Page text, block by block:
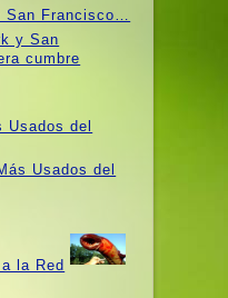
San Francisco…
Usados ​​del
la Red